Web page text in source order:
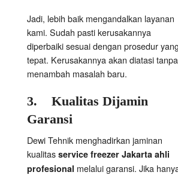
Jadi, lebih baik mengandalkan layanan
kami. Sudah pasti kerusakannya
diperbaiki sesuai dengan prosedur yang
tepat. Kerusakannya akan diatasi tanpa
menambah masalah baru.
3. Kualitas Dijamin
Garansi
Dewi Tehnik menghadirkan jaminan
kualitas service freezer Jakarta ahli
profesional melalui garansi. Jika